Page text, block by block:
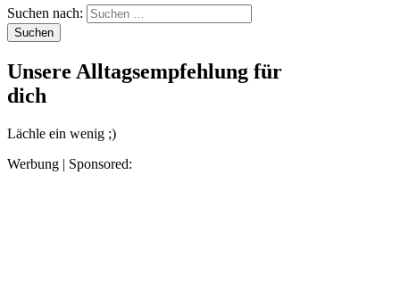
Suchen nach:
Unsere Alltagsempfehlung für
dich
Lächle ein wenig ;)
Werbung | Sponsored: